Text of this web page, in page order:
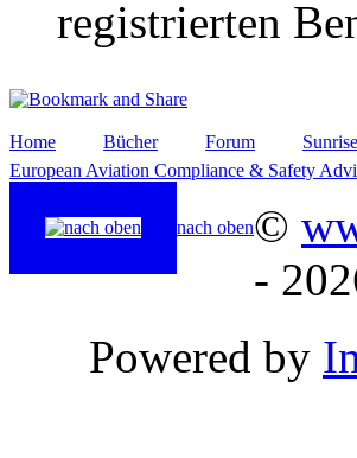
registrierten
Home Bücher Forum
European Aviation Compliance & Safety
nach oben©
-
Powered by